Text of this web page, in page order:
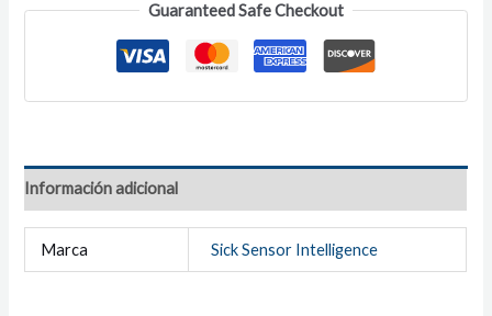
Guaranteed Safe Checkout
Información adicional
Marca Sick Sensor Intelligence